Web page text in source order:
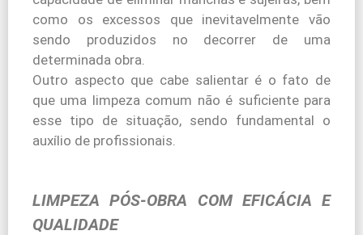
como os excessos que inevitavelmente vão
sendo produzidos no decorrer de uma
determinada obra.
Outro aspecto que cabe salientar é o fato de
que uma limpeza comum não é suficiente para
esse tipo de situação, sendo fundamental o
auxílio de profissionais.
LIMPEZA PÓS-OBRA COM EFICÁCIA E
QUALIDADE